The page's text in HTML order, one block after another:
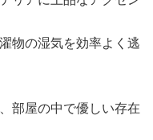
物の湿気を効率よく逃
部屋の中で優しい存在